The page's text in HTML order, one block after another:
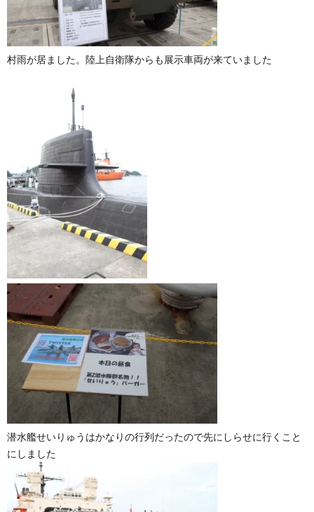
村雨が居ました。陸上自衛隊からも展示車両が来ていました
潜水艦せいりゅうはかなりの行列だったので先にしらせに行くこと
にしました